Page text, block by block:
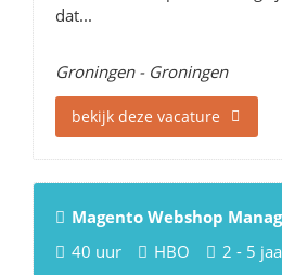
dat...
Groningen - Groningen
bekijk deze vacature
Magento Webshop
40 uur
HBO 2 - 5